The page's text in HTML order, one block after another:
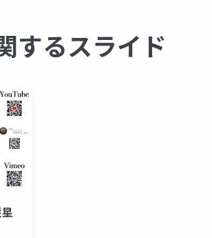
するスライド